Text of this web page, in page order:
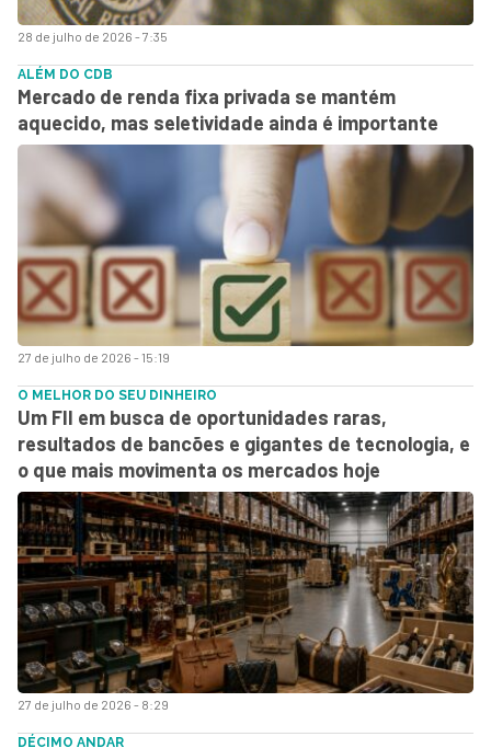
28 de julho de 2026 - 7:35
27 de julho de 2026 - 15:19
ALÉM DO CDB
Mercado de renda fixa privada se mantém
aquecido, mas seletividade ainda é importante
27 de julho de 2026 - 8:29
O MELHOR DO SEU DINHEIRO
Um FII em busca de oportunidades raras,
resultados de bancões e gigantes de tecnologia, e
o que mais movimenta os mercados hoje
DÉCIMO ANDAR